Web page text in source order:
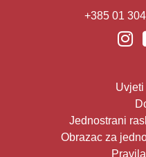
+385 01
Jednostrani
Obrazac za